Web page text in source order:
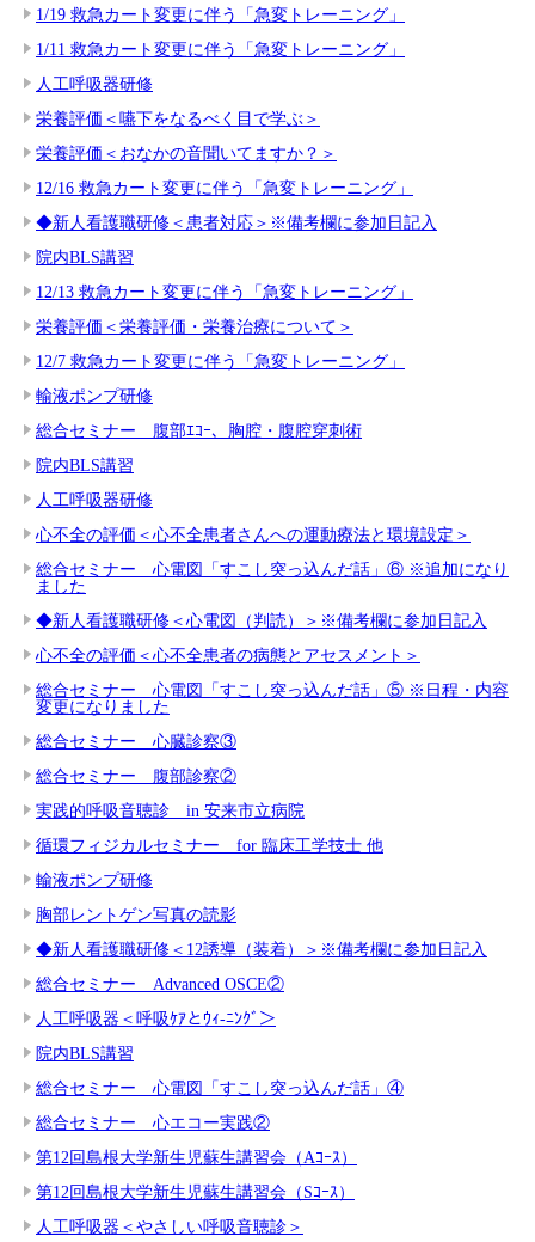
1/19 救急カート変更に伴う「急変トレーニング」
1/11 救急カート変更に伴う「急変トレーニング」
人工呼吸器研修
栄養評価＜嚥下をなるべく目で学ぶ＞
栄養評価＜おなかの音聞いてますか？＞
12/16 救急カート変更に伴う「急変トレーニング」
◆新人看護職研修＜患者対応＞※備考欄に参加日記入
院内BLS講習
12/13 救急カート変更に伴う「急変トレーニング」
栄養評価＜栄養評価・栄養治療について＞
12/7 救急カート変更に伴う「急変トレーニング」
輸液ポンプ研修
総合セミナー 腹部ｴｺｰ、胸腔・腹腔穿刺術
院内BLS講習
人工呼吸器研修
心不全の評価＜心不全患者さんへの運動療法と環境設定＞
総合セミナー 心電図「すこし突っ込んだ話」⑥ ※追加になり
ました
◆新人看護職研修＜心電図（判読）＞※備考欄に参加日記入
心不全の評価＜心不全患者の病態とアセスメント＞
総合セミナー 心電図「すこし突っ込んだ話」⑤ ※日程・内容
変更になりました
総合セミナー 心臓診察③
総合セミナー 腹部診察②
実践的呼吸音聴診 in 安来市立病院
循環フィジカルセミナー for 臨床工学技士 他
輸液ポンプ研修
胸部レントゲン写真の読影
◆新人看護職研修＜12誘導（装着）＞※備考欄に参加日記入
総合セミナー Advanced OSCE②
人工呼吸器＜呼吸ｹｱとｳｨ-ﾆﾝｸﾞ＞
院内BLS講習
総合セミナー 心電図「すこし突っ込んだ話」④
総合セミナー 心エコー実践②
第12回島根大学新生児蘇生講習会（Aｺｰｽ）
第12回島根大学新生児蘇生講習会（Sｺｰｽ）
人工呼吸器＜やさしい呼吸音聴診＞